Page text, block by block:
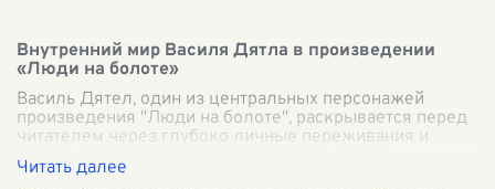
Внутренний мир Василя Дятла в произведении
«Люди на болоте»
Василь Дятел, один из центральных персонажей
произведения "Люди на болоте", раскрывается перед
читателем через глубоко личные переживания и
внутренние противоречия. Его душевный ми